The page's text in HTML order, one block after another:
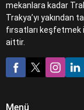
mekanlara kadar
Trakya’yı yakından
fırsatları keşfetmek
aittir.
Menü